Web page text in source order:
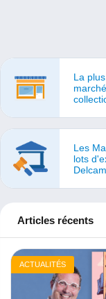
La
Les
lots
Articles récents
ACTUALITÉS